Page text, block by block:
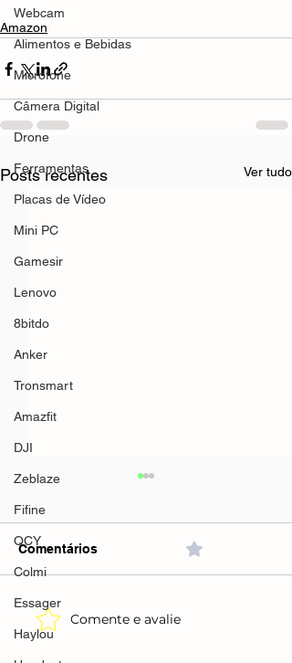
Webcam
Alimentos e Bebidas
Microfone
Câmera Digital
Drone
Ferramentas
Placas de Vídeo
Mini PC
Gamesir
Lenovo
8bitdo
Anker
Tronsmart
Amazfit
DJI
Zeblaze
Fifine
QCY
Colmi
Essager
Haylou
Amazon
Posts recentes Ver tudo
Grand Theft Auto VI -
PlayStation
Comentários
Comente e avalie